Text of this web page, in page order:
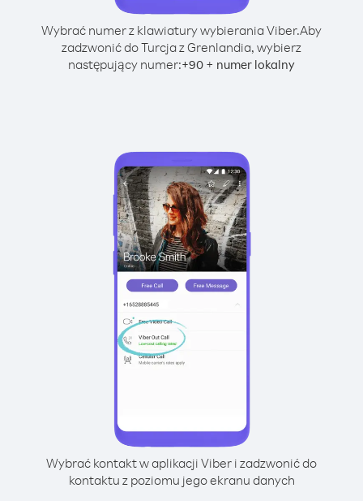
Wybrać numer z klawiatury wybierania Viber.Aby
zadzwonić do Turcja z Grenlandia, wybierz
następujący numer:+90 + numer lokalny
Wybrać kontakt w aplikacji Viber i zadzwonić do
kontaktu z poziomu jego ekranu danych